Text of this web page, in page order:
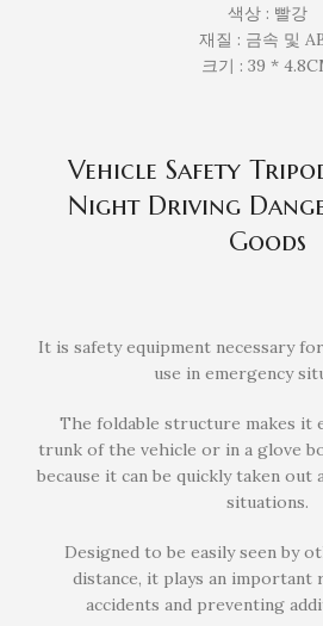
색상 : 빨강
재질 : 금속 및
크기 : 39 *
Vehicle Safety
Night Driving
Goods
It is safety equipment necessary
use in emergency
The foldable structure makes it
trunk of the vehicle or in a glove
because it can be quickly taken out
situations.
Designed to be easily seen by
distance, it plays an important
accidents and preventing